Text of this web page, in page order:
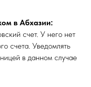
в Абхазии:
счет. У него нет
счета. Уведомлять
в данном случае